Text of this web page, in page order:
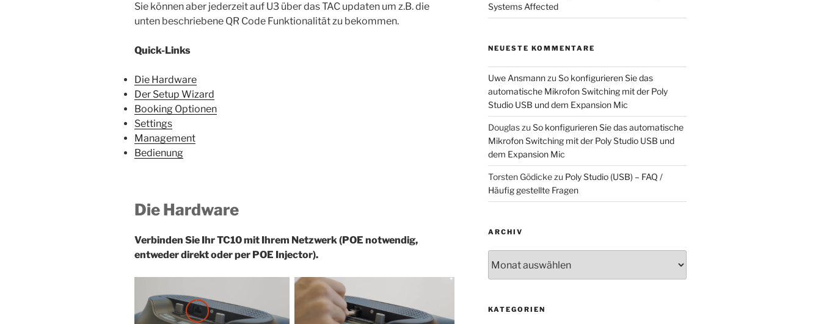
Sie können aber jederzeit auf U3 über das TAC updaten um z.B. die
unten beschriebene QR Code Funktionalität zu bekommen.
Quick-Links
Die Hardware
Der Setup Wizard
Booking Optionen
Settings
Management
Bedienung
Die Hardware
Verbinden Sie Ihr TC10 mit Ihrem Netzwerk (POE notwendig,
entweder direkt oder per POE Injector).
Systems Affected
NEUESTE KOMMENTARE
Uwe Ansmannzu So konfigurieren Sie das
automatische Mikrofon Switching mit der Poly
Studio USB und dem Expansion Mic
Douglaszu So konfigurieren Sie das automatische
Mikrofon Switching mit der Poly Studio USB und
dem Expansion Mic
Torsten Gödickezu Poly Studio (USB) – FAQ /
Häufig gestellte Fragen
ARCHIV
KATEGORIEN